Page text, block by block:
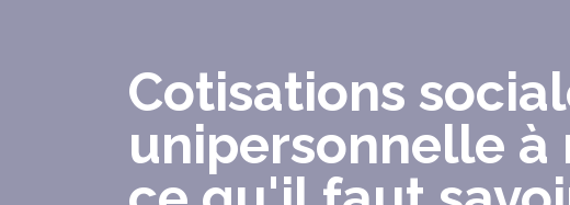
Cotisations
unipersonnelle à